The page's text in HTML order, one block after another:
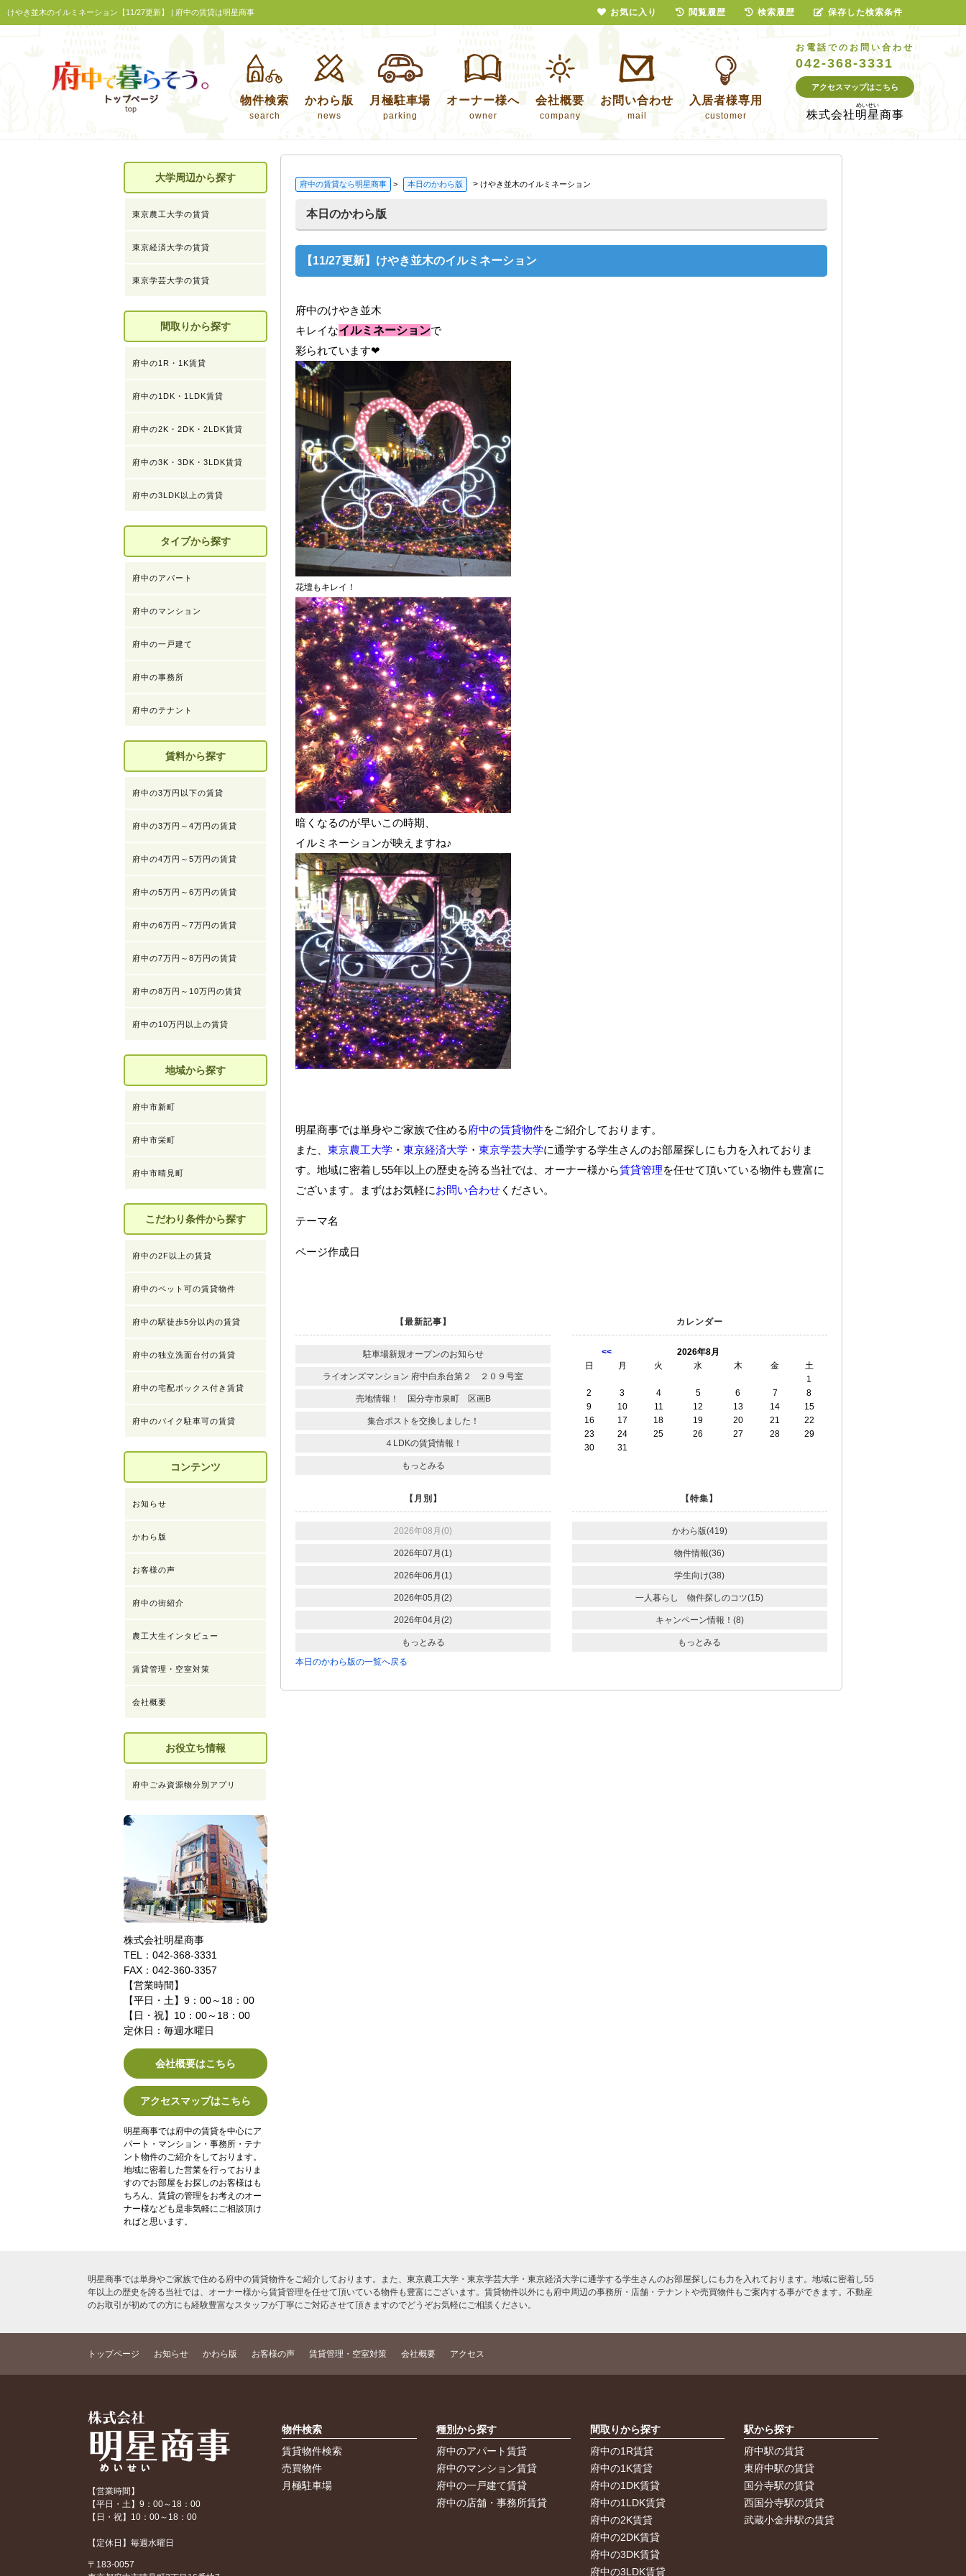
けやき並木のイルミネーション【11/27更新】 | 府中の賃貸は明星商事
物件検索
search
かわら版
news
月極駐車場
parking
オーナー様へ
owner
会社概要
company
お問い合わせ
mail
入居者様専用
customer
お電話でのお問い合わせ
042-368-3331
アクセスマップはこちら
株式会社明星商事
府中の賃貸なら明星商事 > 本日のかわら版 > けやき並木のイルミネーション
本日のかわら版
【11/27更新】けやき並木のイルミネーション
府中のけやき並木
キレイなイルミネーションで
彩られています❤
花壇もキレイ！
暗くなるのが早いこの時期、
イルミネーションが映えますね♪
明星商事では単身やご家族で住める府中の賃貸物件をご紹介しております。
また、 東京農工大学 ・ 東京経済大学 ・ 東京学芸大学に通学する学生さんのお部屋探しにも力を入れておりま
す。地域に密着し55年以上の歴史を誇る当社では、オーナー様から賃貸管理を任せて頂いている物件も豊富に
ございます。まずはお気軽にお問い合わせ ください。
テーマ名
ページ作成日
【最新記事】
駐車場新規オープンのお知らせ
ライオンズマンション 府中白糸台第２ ２０９号室
売地情報！ 国分寺市泉町 区画B
集合ポストを交換しました！
４LDKの賃貸情報！
もっとみる
カレンダー
<<
2026年8月
日
月 火 水 木 金
土
1
2
3 4 5 6 7
8
9
10 11 12 13 14
15
16
17 18 19 20 21
22
23
24 25 26 27 28
29
30
31
【月別】
2026年08月(0)
2026年07月(1)
2026年06月(1)
2026年05月(2)
2026年04月(2)
もっとみる
【特集】
かわら版(419)
物件情報(36)
学生向け(38)
一人暮らし 物件探しのコツ(15)
キャンペーン情報！(8)
もっとみる
本日のかわら版の一覧へ戻る
大学周辺から探す
東京農工大学の賃貸
東京経済大学の賃貸
東京学芸大学の賃貸
間取りから探す
府中の1R・1K賃貸
府中の1DK・1LDK賃貸
府中の2K・2DK・2LDK賃貸
府中の3K・3DK・3LDK賃貸
府中の3LDK以上の賃貸
タイプから探す
府中のアパート
府中のマンション
府中の一戸建て
府中の事務所
府中のテナント
賃料から探す
府中の3万円以下の賃貸
府中の3万円～4万円の賃貸
府中の4万円～5万円の賃貸
府中の5万円～6万円の賃貸
府中の6万円～7万円の賃貸
府中の7万円～8万円の賃貸
府中の8万円～10万円の賃貸
府中の10万円以上の賃貸
地域から探す
府中市新町
府中市栄町
府中市晴見町
こだわり条件から探す
府中の2F以上の賃貸
府中のペット可の賃貸物件
府中の駅徒歩5分以内の賃貸
府中の独立洗面台付の賃貸
府中の宅配ボックス付き賃貸
府中のバイク駐車可の賃貸
コンテンツ
お知らせ
かわら版
お客様の声
府中の街紹介
農工大生インタビュー
賃貸管理・空室対策
会社概要
お役立ち情報
府中ごみ資源物分別アプリ
株式会社明星商事
TEL：042-368-3331
FAX：042-360-3357
【営業時間】
【平日・土】9：00～18：00
【日・祝】10：00～18：00
定休日：毎週水曜日
会社概要はこちら
アクセスマップはこちら
明星商事では府中の賃貸を中心にア
パート・マンション・事務所・テナ
ント物件のご紹介をしております。
地域に密着した営業を行っておりま
すのでお部屋をお探しのお客様はも
ちろん、賃貸の管理をお考えのオー
ナー様なども是非気軽にご相談頂け
ればと思います。
明星商事では単身やご家族で住める府中の賃貸物件をご紹介しております。また、東京農工大学・東京学芸大学・東京経済大学に通学する学生さんのお部屋探しにも力を入れております。地域に密着し55
年以上の歴史を誇る当社では、オーナー様から賃貸管理を任せて頂いている物件も豊富にございます。賃貸物件以外にも府中周辺の事務所・店舗・テナントや売買物件もご案内する事ができます。不動産
のお取引が初めての方にも経験豊富なスタッフが丁寧にご対応させて頂きますのでどうぞお気軽にご相談ください。
トップページ お知らせ かわら版 お客様の声 賃貸管理・空室対策 会社概要 アクセス
【営業時間】
【平日・土】9：00～18：00
【日・祝】10：00～18：00
【定休日】毎週水曜日
〒183-0057
物件検索
賃貸物件検索
売買物件
月極駐車場
種別から探す
府中のアパート賃貸
府中のマンション賃貸
府中の一戸建て賃貸
府中の店舗・事務所賃貸
間取りから探す
府中の1R賃貸
府中の1K賃貸
府中の1DK賃貸
府中の1LDK賃貸
府中の2K賃貸
府中の2DK賃貸
府中の3DK賃貸
府中の3LDK賃貸
駅から探す
府中駅の賃貸
東府中駅の賃貸
国分寺駅の賃貸
西国分寺駅の賃貸
武蔵小金井駅の賃貸
お気に入り 閲覧履歴 検索履歴 保存した検索条件